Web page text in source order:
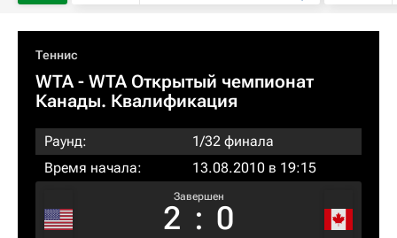
Теннис
WTA- WTA Открытый чемпионат
Канады. Квалификация
Раунд:
1/32 финала
Время начала:
13.08.2010 в 19:15
Завершен
2 : 0